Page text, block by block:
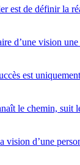
est de définir la
d’une vision une
est
le chemin, suit
vision d’une